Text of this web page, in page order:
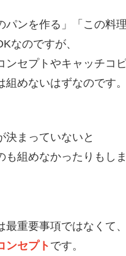
パンを作る」「この料
なのですが、
ンセプトやキャッチコ
組めないはずなのです。
決まっていないと
も組めなかったりもしま
最重要事項ではなくて、
ンセプト です。